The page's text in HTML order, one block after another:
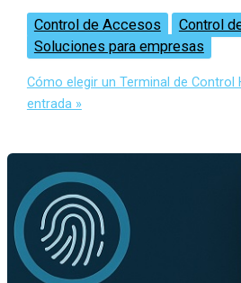
Control de Accesos
Control
Soluciones para empresas
Cómo elegir un Terminal de
entrada »